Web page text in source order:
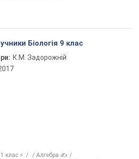
Біологія 9 клас
К.М. Задорожній
клас ⚡
Алгебра ✍